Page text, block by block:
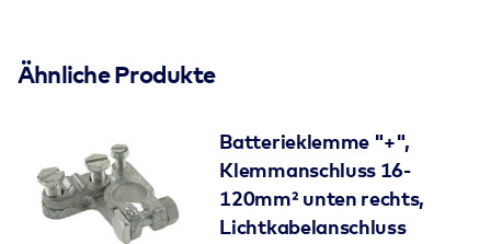
Ähnliche Produkte
Batterieklemme "+",
Klemmanschluss 16-
120mm² unten rechts,
Lichtkabelanschluss